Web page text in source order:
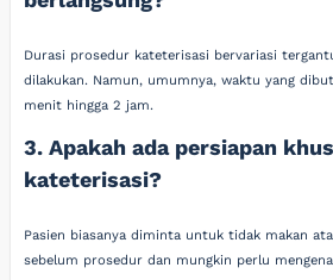
Durasi prosedur kateterisasi bervariasi
dilakukan. Namun, umumnya, waktu yang
menit hingga 2 jam.
3. Apakah ada persiapan
kateterisasi?
Pasien biasanya diminta untuk tidak makan
sebelum prosedur dan mungkin perlu